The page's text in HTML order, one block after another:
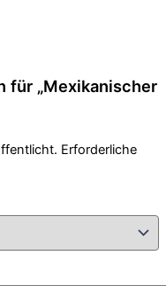
für „Mexikanischer
Erforderliche